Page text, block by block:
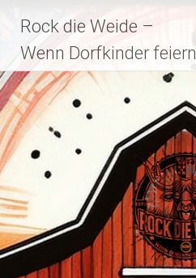
Inhalt
springen
Rock die Weide –
Wenn Dorfkinder feiern